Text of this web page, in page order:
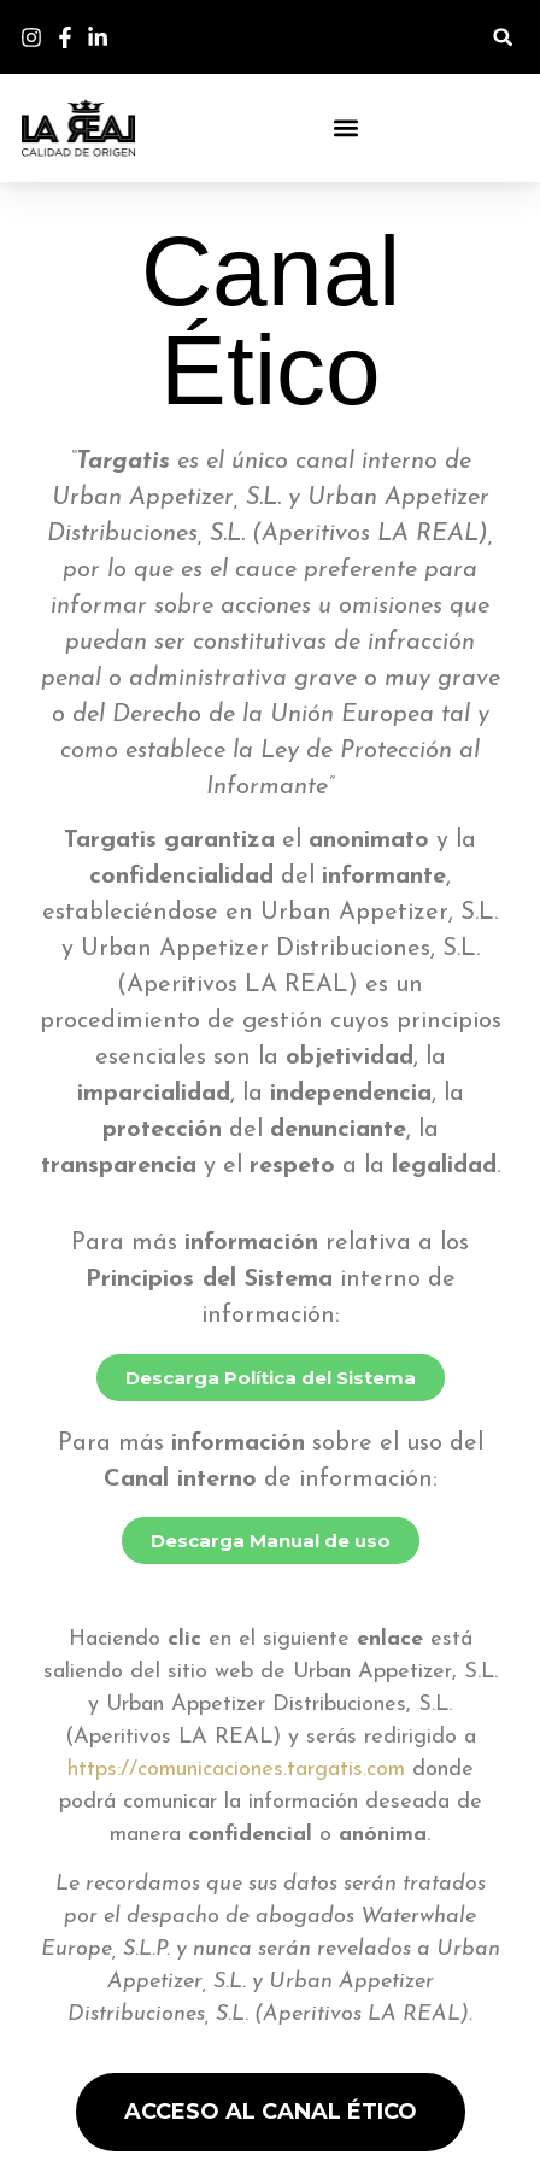
Canal
Ético
“Targatis es el único canal interno de
Urban Appetizer, S.L. y Urban Appetizer
Distribuciones, S.L. (Aperitivos LA REAL),
por lo que es el cauce preferente para
informar sobre acciones u omisiones que
puedan ser constitutivas de infracción
penal o administrativa grave o muy grave
o del Derecho de la Unión Europea tal y
como establece la Ley de Protección al
Informante”
Targatis garantiza el anonimato y la
confidencialidad del informante,
estableciéndose en Urban Appetizer, S.L.
y Urban Appetizer Distribuciones, S.L.
(Aperitivos LA REAL) es un
procedimiento de gestión cuyos principios
esenciales son la objetividad , la
imparcialidad , la independencia, la
protección del denunciante, la
transparencia y el respeto a la legalidad .
Para más información relativa a los
Principios del Sistema interno de
información:
Descarga Política del Sistema
Para más información sobre el uso del
Canal interno de información:
Descarga Manual de uso
Haciendo clic en el siguiente enlaceestá
saliendo del sitio web de Urban Appetizer, S.L.
y Urban Appetizer Distribuciones, S.L.
(Aperitivos LA REAL) y serás redirigido a
https://comunicaciones.targatis.com donde
podrá comunicar la información deseada de
manera confidencial o anónima.
Le recordamos que sus datos serán tratados
por el despacho de abogados Waterwhale
Europe, S.L.P. y nunca serán revelados a Urban
Appetizer, S.L. y Urban Appetizer
Distribuciones, S.L. (Aperitivos LA REAL).
ACCESO AL CANAL ÉTICO